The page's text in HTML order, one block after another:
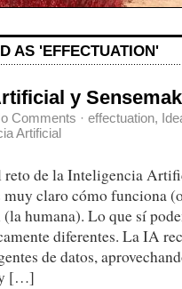
AS 'EFFECTUATION'
y
Comments · effectuation,
Artificial
reto de la Inteligencia
muy claro cómo funciona
humana). Lo que sí
diferentes. La IA
de datos,
y […]